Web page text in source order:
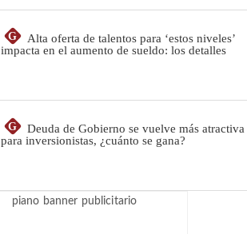
G
Alta oferta de talentos para ‘estos niveles’
impacta en el aumento de sueldo: los detalles
G
Deuda de Gobierno se vuelve más atractiva
para inversionistas, ¿cuánto se gana?